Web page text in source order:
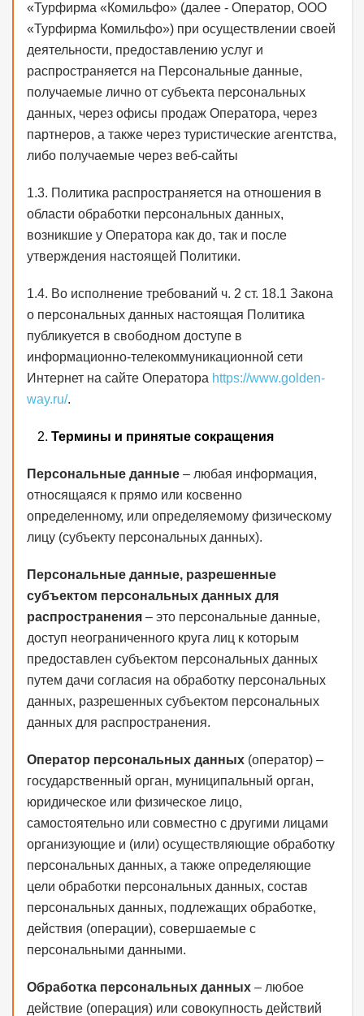
«Турфирма «Комильфо» (далее - Оператор, ООО
«Турфирма Комильфо») при осуществлении своей
деятельности, предоставлению услуг и
распространяется на Персональные данные,
получаемые лично от субъекта персональных
данных, через офисы продаж Оператора, через
партнеров, а также через туристические агентства,
либо получаемые через веб-сайты
1.3. Политика распространяется на отношения в
области обработки персональных данных,
возникшие у Оператора как до, так и после
утверждения настоящей Политики.
1.4. Во исполнение требований ч. 2 ст. 18.1 Закона
о персональных данных настоящая Политика
публикуется в свободном доступе в
информационно-телекоммуникационной сети
Интернет на сайте Оператора https://www.golden-
way.ru/.
Термины и принятые сокращения
Персональные данные – любая информация,
относящаяся к прямо или косвенно
определенному, или определяемому физическому
лицу (субъекту персональных данных).
Персональные данные, разрешенные
субъектом персональных данных для
распространения – это персональные данные,
доступ неограниченного круга лиц к которым
предоставлен субъектом персональных данных
путем дачи согласия на обработку персональных
данных, разрешенных субъектом персональных
данных для распространения.
Оператор персональных данных (оператор) –
государственный орган, муниципальный орган,
юридическое или физическое лицо,
самостоятельно или совместно с другими лицами
организующие и (или) осуществляющие обработку
персональных данных, а также определяющие
цели обработки персональных данных, состав
персональных данных, подлежащих обработке,
действия (операции), совершаемые с
персональными данными.
Обработка персональных данных – любое
действие (операция) или совокупность действий